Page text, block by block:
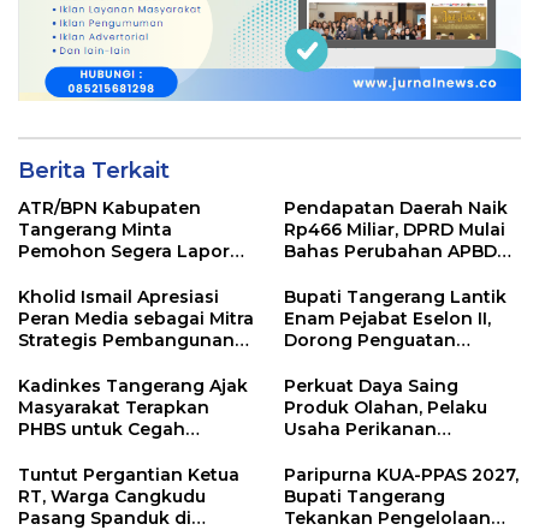
Berita Terkait
ATR/BPN Kabupaten
Tangerang Minta
Pemohon Segera Lapor
Mandek
Pendapatan Daerah Naik
Rp466 Miliar, DPRD Mulai
Bahas Perubahan APBD
Kholid Ismail Apresiasi
Peran Media sebagai Mitra
Strategis Pembangunan
Tangerang
Bupati Tangerang Lantik
Enam Pejabat Eselon II,
Dorong Penguatan
Publik
Kadinkes Tangerang Ajak
Masyarakat Terapkan
PHBS untuk Cegah
Perkuat Daya Saing
Produk Olahan, Pelaku
Usaha Perikanan
Didorong Terapkan SNI
Tuntut Pergantian Ketua
RT, Warga Cangkudu
Pasang Spanduk di
Paripurna KUA-PPAS 2027,
Bupati Tangerang
Tekankan Pengelolaan